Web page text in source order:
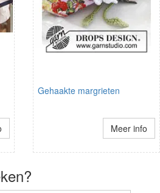
Gehaakte margrieten
Meer info